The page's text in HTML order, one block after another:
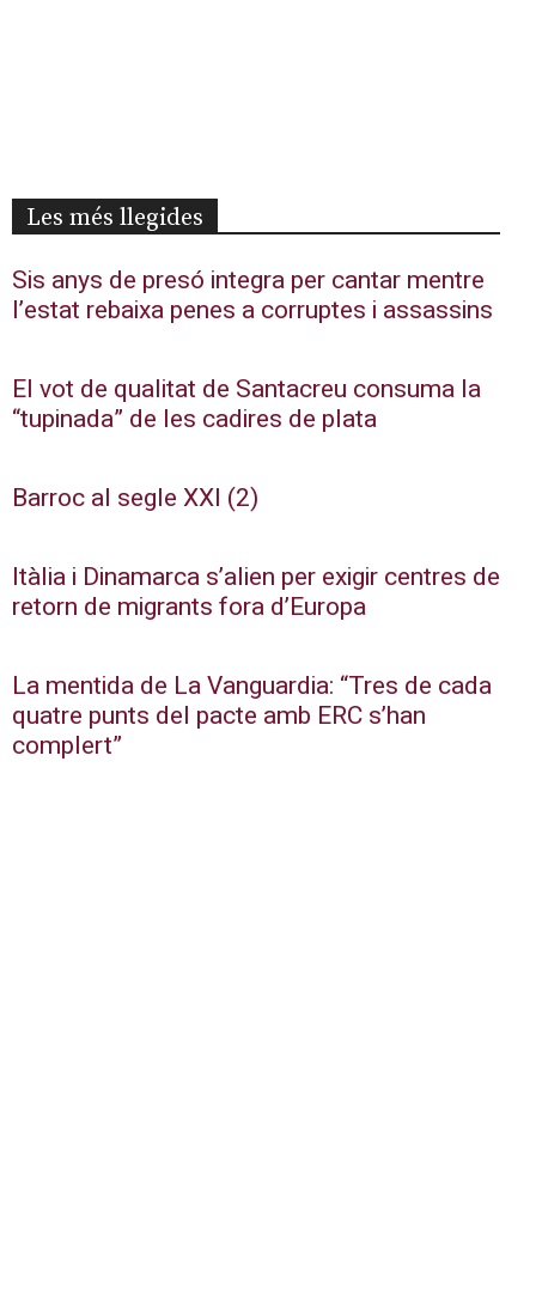
Les més llegides
Sis anys de presó integra per cantar mentre
l’estat rebaixa penes a corruptes i assassins
El vot de qualitat de Santacreu consuma la
“tupinada” de les cadires de plata
Barroc al segle XXI (2)
Itàlia i Dinamarca s’alien per exigir centres de
retorn de migrants fora d’Europa
La mentida de La Vanguardia: “Tres de cada
quatre punts del pacte amb ERC s’han
complert”